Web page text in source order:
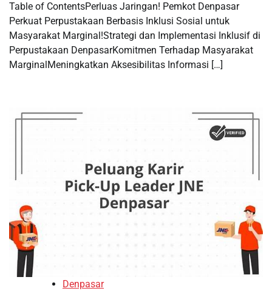
Table of ContentsPerluas Jaringan! Pemkot Denpasar
Perkuat Perpustakaan Berbasis Inklusi Sosial untuk
Masyarakat Marginal!Strategi dan Implementasi Inklusif di
Perpustakaan DenpasarKomitmen Terhadap Masyarakat
MarginalMeningkatkan Aksesibilitas Informasi […]
Denpasar